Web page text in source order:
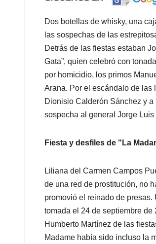
Dos botellas de whisky, una
las sospechas de las
Detrás de las fiestas estaban
Gata”, quien celebró con
por homicidio, los primos
Arana. Por el escándalo de las
Dionisio Calderón Sánchez y
sospecha al general Jorge Luis
Fiesta y desfiles de "La
Liliana del Carmen Campos
de una red de prostitución, no
promovió el reinado de
tomada el 24 de septiembre
Humberto Martínez de las
Madame había sido incluso la